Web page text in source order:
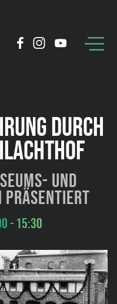
DURCH
und
präsentiert
- 15:30